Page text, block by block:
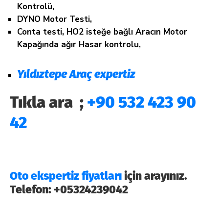
Kontrolü,
DYNO Motor Testi,
Conta testi, HO2 isteğe bağlı Aracın Motor
Kapağında ağır Hasar kontrolu,
Yıldıztepe Araç expertiz
Tıkla ara ; +90 532 423 90
42
Oto ekspertiz fiyatlarıiçin arayınız.
Telefon: +05324239042